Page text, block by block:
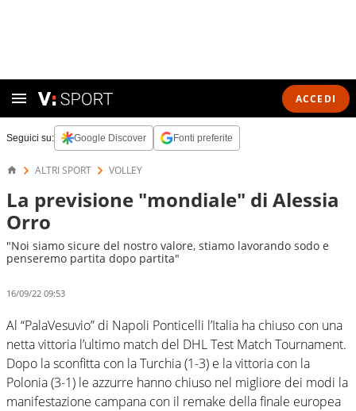
ACCEDI
Seguici su: Google Discover Fonti preferite
ALTRI SPORT VOLLEY
La previsione "mondiale" di Alessia
Orro
"Noi siamo sicure del nostro valore, stiamo lavorando sodo e
penseremo partita dopo partita"
16/09/22 09:53
Al “PalaVesuvio” di Napoli Ponticelli l’Italia ha chiuso con una
netta vittoria l’ultimo match del DHL Test Match Tournament.
Dopo la sconfitta con la Turchia (1-3) e la vittoria con la
Polonia (3-1) le azzurre hanno chiuso nel migliore dei modi la
manifestazione campana con il remake della finale europea